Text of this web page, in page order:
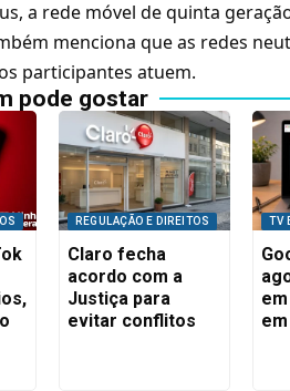
a rede móvel de quinta
menciona que as redes
participantes atuem.
pode gostar
REGULAÇÃO E DIREITOS
Claro fecha
acordo com a
Justiça para
evitar conflitos
TV